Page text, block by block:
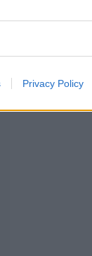
Privacy Policy